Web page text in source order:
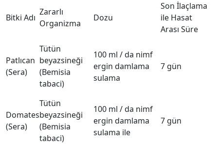
Bitki Adı
Zararlı
Organizma
Dozu
Son İlaçlama
ile Hasat
Arası Süre
Patlıcan
(Sera)
Tütün
beyazsineği
(Bemisia
tabaci)
100 ml / da nimf
ergin damlama
sulama
7 gün
Domates
(Sera)
Tütün
beyazsineği
(Bemisia
tabaci)
100 ml / da nimf
ergin damlama
sulama ile
7 gün